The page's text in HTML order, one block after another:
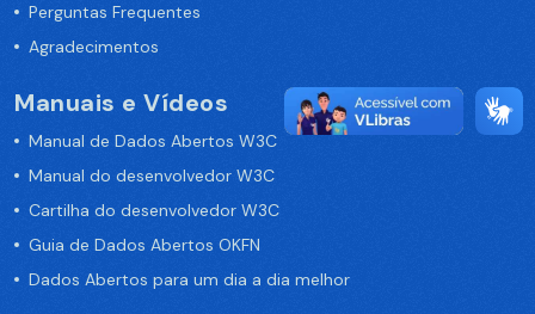
Perguntas Frequentes
Agradecimentos
Manuais e Vídeos
Manual de Dados Abertos W3C
Manual do desenvolvedor W3C
Cartilha do desenvolvedor W3C
Guia de Dados Abertos OKFN
Dados Abertos para um dia a dia melhor